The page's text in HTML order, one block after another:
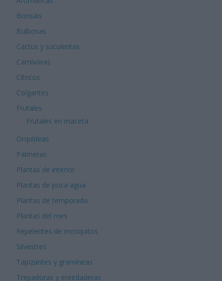
Bonsáis
Bulbosas
Cactus y suculentas
Carnívoras
Cítricos
Colgantes
Frutales
Frutales en maceta
Orquídeas
Palmeras
Plantas de interior
Plantas de poca agua
Plantas de temporada
Plantas del mes
Repelentes de mosquitos
Silvestres
Tapizantes y gramíneas
Trepadoras y enredaderas